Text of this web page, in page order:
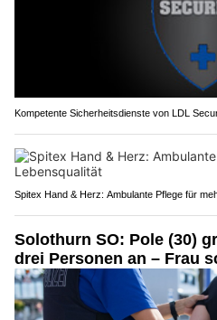
Kompetente Sicherheitsdienste von LDL
Spitex Hand & Herz: Ambulante Pflege für
Solothurn SO: Pole (30)
drei Personen an – Frau